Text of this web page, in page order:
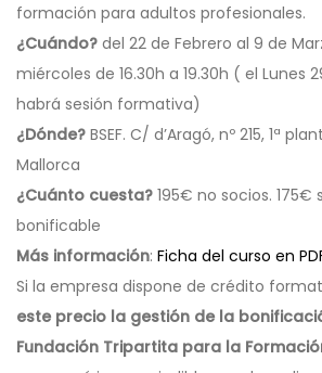
formación para adultos profesionales.
¿Cuándo? del 22 de Febrero al 9 de
miércoles de 16.30h a 19.30h ( el Lunes
habrá sesión formativa)
¿Dónde? BSEF. C/ d’Aragó, nº 215, 1ª
Mallorca
¿Cuánto cuesta? 195€ no socios. 175€
bonificable
Más información: Ficha del curso en
Si la empresa dispone de crédito
este precio la gestión de la
Fundación Tripartita para la